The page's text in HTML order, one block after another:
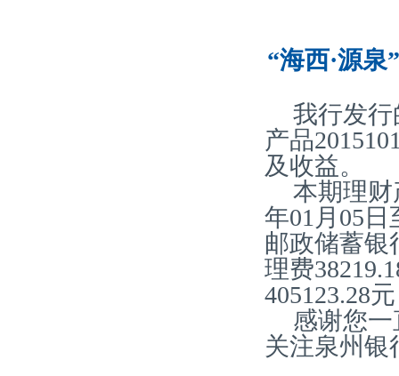
“海西·源
我行发行
产品
及收益。
本期理财
年01月05
邮政储蓄银
理费
405123.28
感谢您
关注泉州银